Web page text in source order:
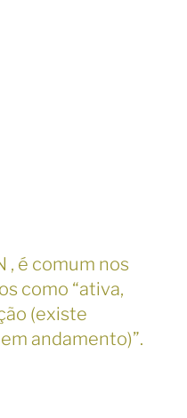
, é comum nos
como “ativa,
(existe
andamento)”.